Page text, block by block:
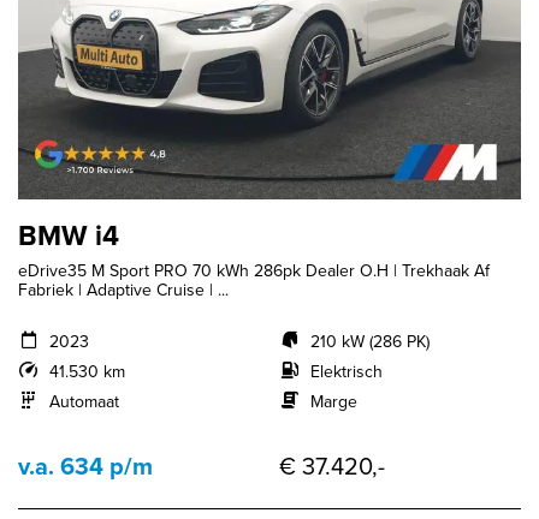
BMW i4
eDrive35 M Sport PRO 70 kWh 286pk Dealer O.H | Trekhaak Af
Fabriek | Adaptive Cruise | ...
2023
41.530 km
Automaat
210 kW (286 PK)
Elektrisch
Marge
v.a. 634 p/m € 37.420,-